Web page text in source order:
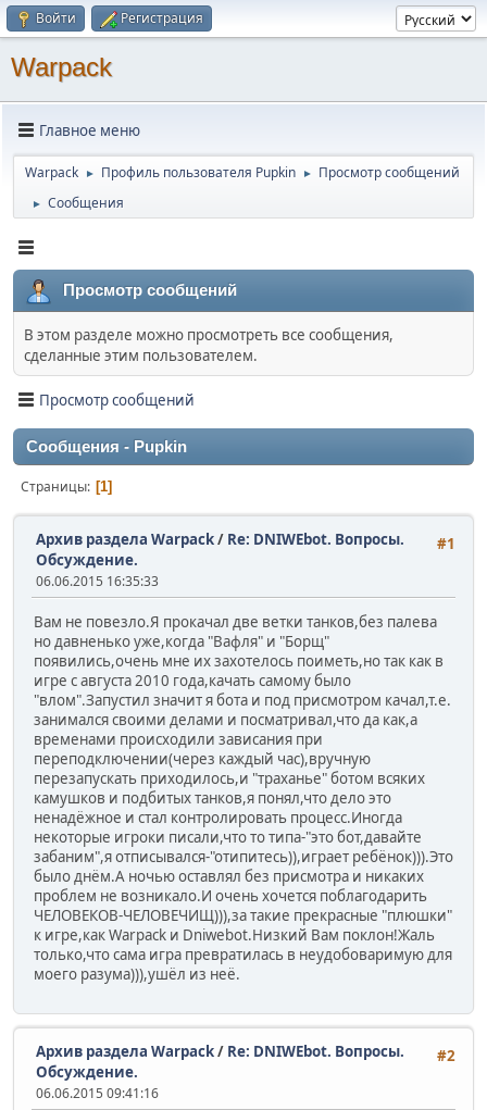
Войти Регистрация
Warpack
Главное меню
Warpack ► Профиль пользователя Pupkin ► Просмотр сообщений
► Сообщения
Просмотр сообщений
В этом разделе можно просмотреть все сообщения,
сделанные этим пользователем.
Просмотр сообщений
Сообщения - Pupkin
Страницы 1
#1
Архив раздела Warpack/ Re: DNIWEbot. Вопросы.
Обсуждение.
06.06.2015 16:35:33
Вам не повезло.Я прокачал две ветки танков,без палева
но давненько уже,когда "Вафля" и "Борщ"
появились,очень мне их захотелось поиметь,но так как в
игре с августа 2010 года,качать самому было
"влом".Запустил значит я бота и под присмотром качал,т.е.
занимался своими делами и посматривал,что да как,а
временами происходили зависания при
переподключении(через каждый час),вручную
перезапускать приходилось,и "траханье" ботом всяких
камушков и подбитых танков,я понял,что дело это
ненадёжное и стал контролировать процесс.Иногда
некоторые игроки писали,что то типа-"это бот,давайте
забаним",я отписывался-"отипитесь)),играет ребёнок))).Это
было днём.А ночью оставлял без присмотра и никаких
проблем не возникало.И очень хочется поблагодарить
ЧЕЛОВЕКОВ-ЧЕЛОВЕЧИЩ))),за такие прекрасные "плюшки"
к игре,как Warpack и Dniwebot.Низкий Вам поклон!Жаль
только,что сама игра превратилась в неудобоваримую для
моего разума))),ушёл из неё.
#2
Архив раздела Warpack/ Re: DNIWEbot. Вопросы.
Обсуждение.
06.06.2015 09:41:16